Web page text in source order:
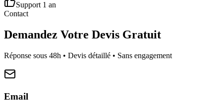
Support 1 an
Contact
Demandez Votre Devis Gratuit
Réponse sous 48h • Devis détaillé • Sans engagement
Email